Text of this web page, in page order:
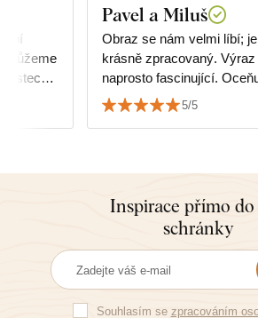
s
zdá,
Pavel a Miluš
Obraz se nám velmi líbí; je
krásně zpracovaný. Výraz
naprosto fascinující.
též rychlost dodání a
zabalení.
5/5
Inspirace přímo do
schránky
Souhlasím se zpracováním